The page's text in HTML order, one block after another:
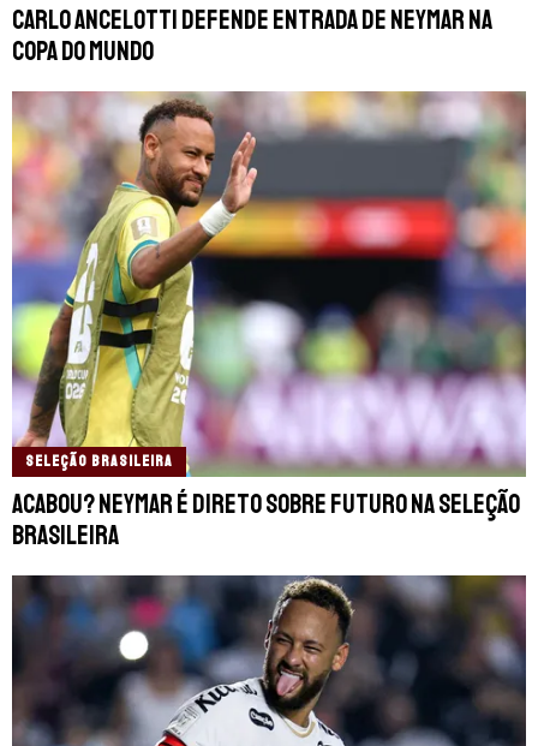
Carlo Ancelotti defende entrada de Neymar na
Copa do Mundo
SELEÇÃO BRASILEIRA
Acabou? Neymar é direto sobre futuro na Seleção
Brasileira